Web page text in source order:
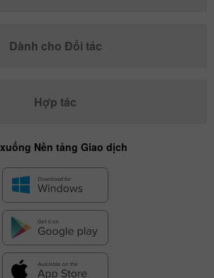
Dành cho Đối tác
Hợp tác
Nền tảng Giao dịch